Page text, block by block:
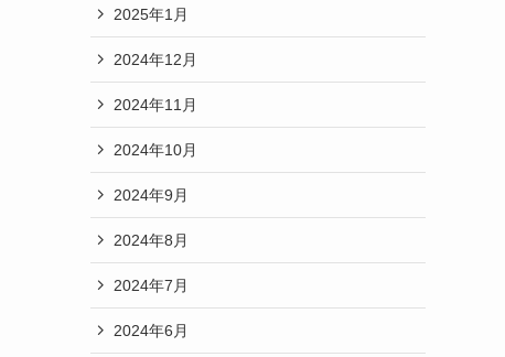
2025年1月
2024年12月
2024年11月
2024年10月
2024年9月
2024年8月
2024年7月
2024年6月